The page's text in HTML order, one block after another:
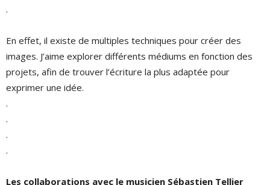
.
En effet, il existe de multiples techniques pour créer des
images. J’aime explorer différents médiums en fonction des
projets, afin de trouver l’écriture la plus adaptée pour
exprimer une idée.
.
.
.
.
Les collaborations avec le musicien Sébastien Tellier